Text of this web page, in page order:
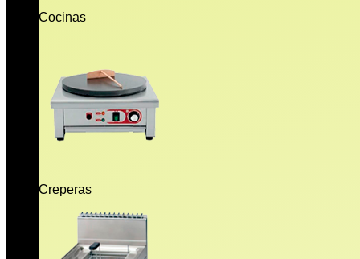
Cocinas
Creperas